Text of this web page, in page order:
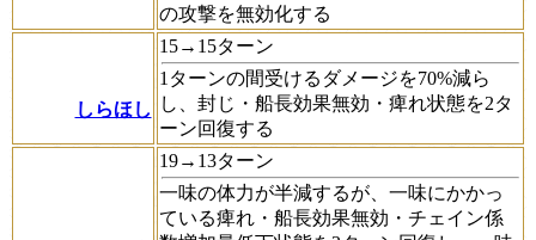
の攻撃を無効化する
しらほし
15→15ターン
1ターンの間受けるダメージを70%減ら
し、封じ・船長効果無効・痺れ状態を2タ
ーン回復する
19→13ターン
一味の体力が半減するが、一味にかかっ
ている痺れ・船長効果無効・チェイン係